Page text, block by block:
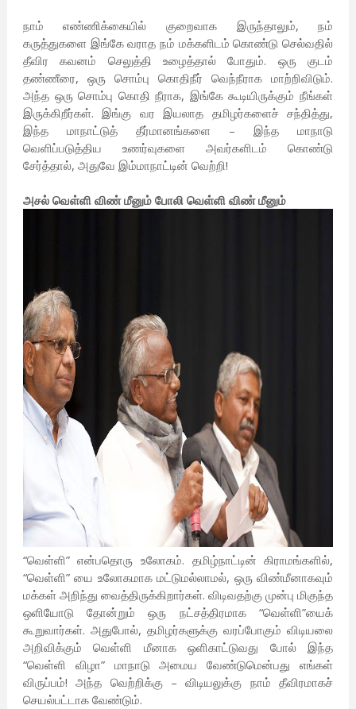
நாம் எண்ணிக்கையில் குறைவாக இருந்தாலும், நம்
கருத்துகளை இங்கே வராத நம் மக்களிடம் கொண்டு செல்வதில்
தீவிர கவனம் செலுத்தி உழைத்தால் போதும். ஒரு குடம்
தண்ணீரை, ஒரு சொம்பு கொதிநீர் வெந்நீராக மாற்றிவிடும்.
அந்த ஒரு சொம்பு கொதி நீராக, இங்கே கூடியிருக்கும் நீங்கள்
இருக்கிறீர்கள். இங்கு வர இயலாத தமிழர்களைச் சந்தித்து,
இந்த மாநாட்டுத் தீர்மானங்களை – இந்த மாநாடு
வெளிப்படுத்திய உணர்வுகளை அவர்களிடம் கொண்டு
சேர்த்தால், அதுவே இம்மாநாட்டின் வெற்றி!
அசல் வெள்ளி விண் மீனும் போலி வெள்ளி விண் மீனும்
“வெள்ளி” என்பதொரு உலோகம். தமிழ்நாட்டின் கிராமங்களில்,
“வெள்ளி” யை உலோகமாக மட்டுமல்லாமல், ஒரு விண்மீனாகவும்
மக்கள் அறிந்து வைத்திருக்கிறார்கள். விடிவதற்கு முன்பு மிகுந்த
ஒளியோடு தோன்றும் ஒரு நட்சத்திரமாக “வெள்ளி”யைக்
கூறுவார்கள். அதுபோல், தமிழர்களுக்கு வரப்போகும் விடியலை
அறிவிக்கும் வெள்ளி மீனாக ஒளிகாட்டுவது போல் இந்த
“வெள்ளி விழா” மாநாடு அமைய வேண்டுமென்பது எங்கள்
விருப்பம்! அந்த வெற்றிக்கு – விடியலுக்கு நாம் தீவிரமாகச்
செயல்பட்டாக வேண்டும்.